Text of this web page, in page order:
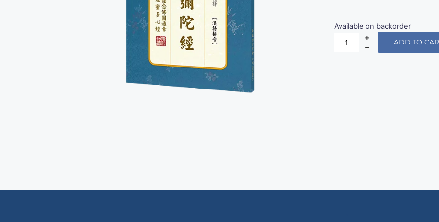
Available on backorder
ADD TO